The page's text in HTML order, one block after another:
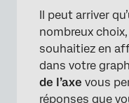
Il peut arriver
nombreux
souhaitiez en
dans votre
de l’axe vous
réponses que